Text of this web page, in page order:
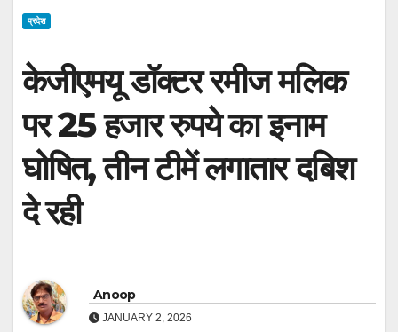
प्रदेश
केजीएमयू डॉक्टर रमीज मलिक
पर 25 हजार रुपये का इनाम
घोषित, तीन टीमें लगातार दबिश
दे रही
Anoop
JANUARY 2, 2026